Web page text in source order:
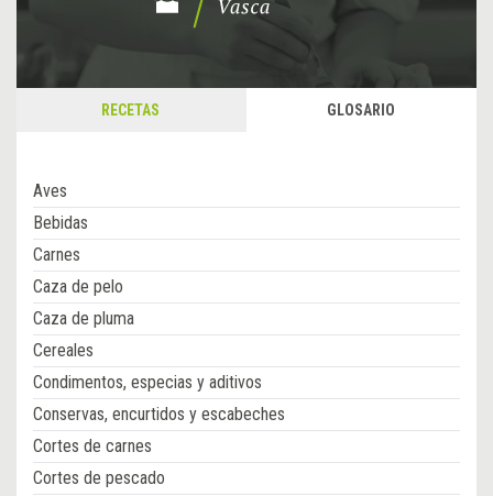
RECETAS GLOSARIO
Aves
Bebidas
Carnes
Caza de pelo
Caza de pluma
Cereales
Condimentos, especias y aditivos
Conservas, encurtidos y escabeches
Cortes de carnes
Cortes de pescado